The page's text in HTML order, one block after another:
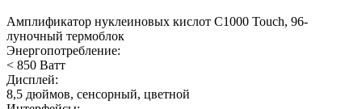
Амплификатор нуклеиновых кислот C1000 Touch, 96-
луночный термоблок
Энергопотребление:
< 850 Ватт
Дисплей:
8,5 дюймов, сенсорный, цветной